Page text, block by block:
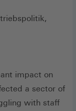
impact on
a sector of
with staff